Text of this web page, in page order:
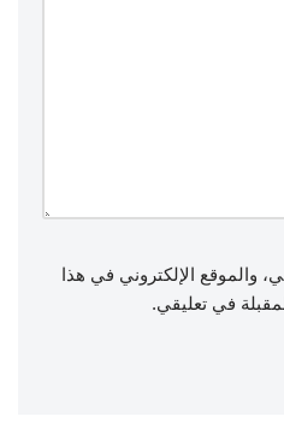
والموقع الإلكتروني في هذا
في تعليقي.